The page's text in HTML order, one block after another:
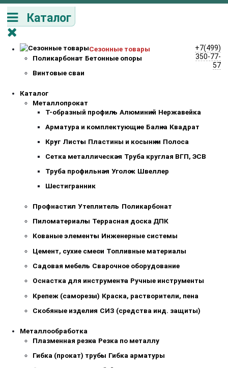
Каталог
Сезонные товары
Поликарбонат Бетонные опоры
Винтовые сваи
Каталог
Металлопрокат
Т-образный профиль Алюминий Нержавейка
Арматура и комплектующие Балка Квадрат
Круг Листы Пластины и косынки Полоса
Сетка металлическая Труба круглая ВГП, ЭСВ
Труба профильная Уголок Швеллер
Шестигранник
Профнастил Утеплитель Поликарбонат
Пиломатериалы Террасная доска ДПК
Кованые элементы Инженерные системы
Цемент, сухие смеси Топливные материалы
Садовая мебель Сварочное оборудование
Оснастка для инструмента Ручные инструменты
Крепеж (саморезы) Краска, растворители, пена
Скобяные изделия СИЗ (средства инд. защиты)
Металлообработка
Плазменная резка Резка по металлу
Гибка (прокат) трубы Гибка арматуры
+7(499)
350-77-
57